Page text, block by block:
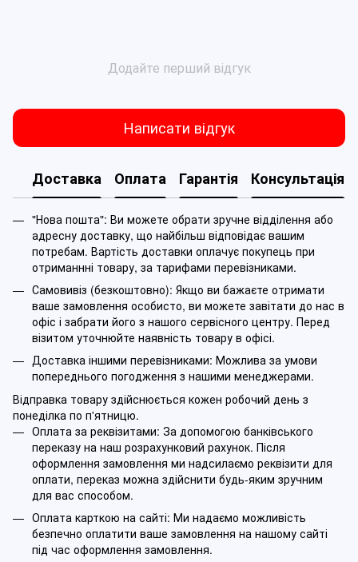
Додайте перший відгук
Написати відгук
Доставка Оплата Гарантія Консультація
"Нова пошта": Ви можете обрати зручне відділення або
адресну доставку, що найбільш відповідає вашим
потребам. Вартість доставки оплачує покупець при
отриманнні товару, за тарифами перевізниками.
Самовивіз (безкоштовно): Якщо ви бажаєте отримати
ваше замовлення особисто, ви можете завітати до нас в
офіс і забрати його з нашого сервісного центру. Перед
візитом уточнюйте наявність товару в офісі.
Доставка іншими перевізниками: Можлива за умови
попереднього погодження з нашими менеджерами.
Відправка товару здійснюється кожен робочий день з
понеділка по п'ятницю.
Оплата за реквізитами: За допомогою банківського
переказу на наш розрахунковий рахунок. Після
оформлення замовлення ми надсилаємо реквізити для
оплати, переказ можна здійснити будь-яким зручним
для вас способом.
Оплата карткою на сайті: Ми надаємо можливість
безпечно оплатити ваше замовлення на нашому сайті
під час оформлення замовлення.